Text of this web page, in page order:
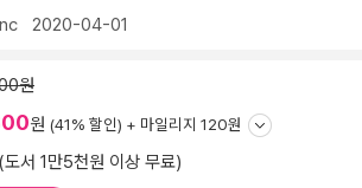
2020-04-01
원
원 (41% 할인) + 마일리지 120원
서 1만5천원 이상 무료)